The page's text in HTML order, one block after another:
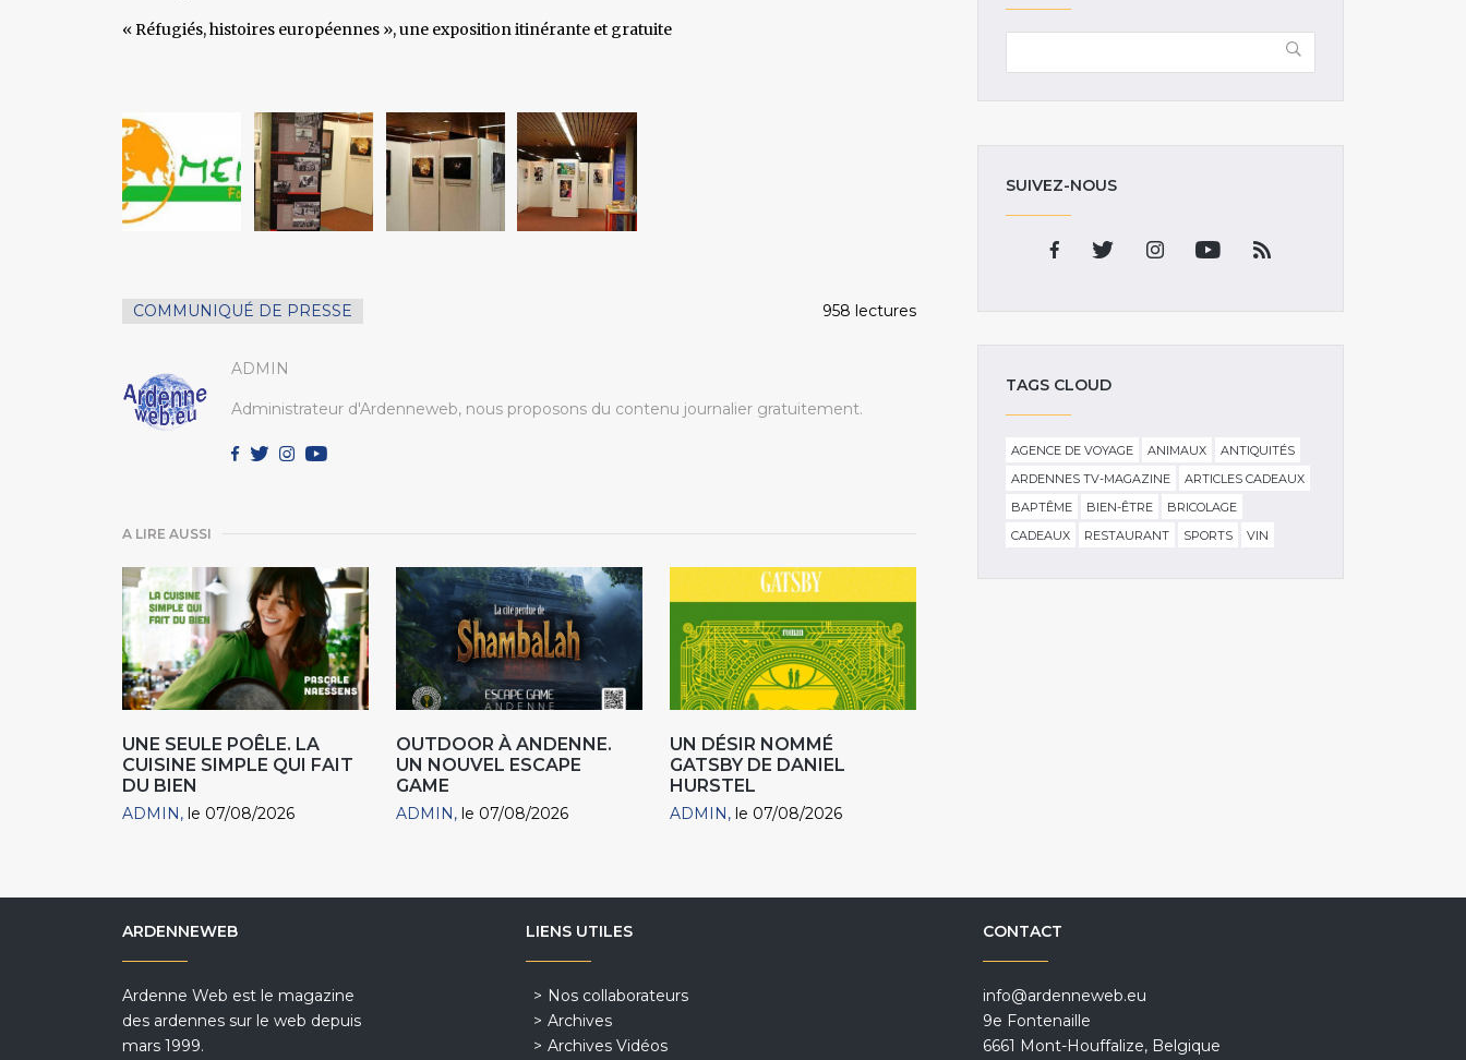
« Réfugiés, histoires européennes », une exposition itinérante et gratuite
COMMUNIQUÉ DE PRESSE 958 lectures
ADMIN
Administrateur d'Ardenneweb, nous proposons du contenu journalier gratuitement.
A LIRE AUSSI
UNE SEULE POÊLE. LA
CUISINE SIMPLE QUI FAIT
DU BIEN
ADMIN le 07/08/2026
OUTDOOR À ANDENNE.
UN NOUVEL ESCAPE
GAME
ADMIN le 07/08/2026
UN DÉSIR NOMMÉ
GATSBY DE DANIEL
HURSTEL
ADMIN le 07/08/2026
SUIVEZ-NOUS
TAGS CLOUD
AGENCE DE VOYAGE ANIMAUX
ANTIQUITÉS
ARDENNES TV-MAGAZINE
ARTICLES CADEAUX
BAPTÊME
BIEN-ÊTRE
BRICOLAGE
CADEAUX
RESTAURANT SPORTS VIN
ARDENNEWEB
Ardenne Web est le magazine
des ardennes sur le web depuis
mars 1999.
LIENS UTILES
Nos collaborateurs
Archives
Archives Vidéos
CONTACT
info@ardenneweb.eu
9e Fontenaille
6661 Mont-Houffalize, Belgique